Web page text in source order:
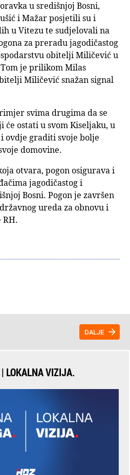
u središnjoj Bosni,
i Mažar posjetili su i
u Vitezu te sudjelovali na
za preradu jagodičastog
obitelji Miličević u
je prilikom Milas
Miličević snažan signal
svima drugima da se
će ostati u svom Kiseljaku, u
ovdje graditi svoje bolje
domovine.
otvara, pogon osigurava i
jagodičastog i
Bosni. Pogon je završen
ureda za obnovu i
RH.
DALJE
LOKALNA VIZIJA.